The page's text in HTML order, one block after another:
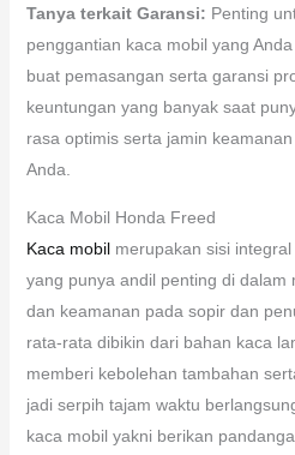
Tanya terkait Garansi: Penting
penggantian kaca mobil yang
buat pemasangan serta garansi
keuntungan yang banyak saat
rasa optimis serta jamin
Anda.
Kaca Mobil Honda Freed
Kaca mobilmerupakan sisi
yang punya andil penting di dalam
dan keamanan pada sopir dan
rata-rata dibikin dari bahan kaca
memberi kebolehan tambahan
jadi serpih tajam waktu
kaca mobil yakni berikan